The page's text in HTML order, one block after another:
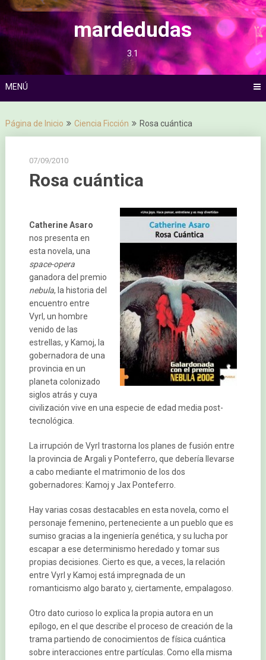
Saltar
contenido
mardedudas
3.1
MENÚ
Página de Inicio Ciencia Ficción Rosa cuántica
07/09/2010
Rosa cuántica
Catherine Asaro
nos presenta en
esta novela, una
space-opera
ganadora del premio
nebula, la historia del
encuentro entre
Vyrl, un hombre
venido de las
estrellas, y Kamoj, la
gobernadora de una
provincia en un
planeta colonizado
siglos atrás y cuya
civilización vive en una especie de edad media post-
tecnológica.
La irrupción de Vyrl trastorna los planes de fusión entre
la provincia de Argali y Ponteferro, que debería llevarse
a cabo mediante el matrimonio de los dos
gobernadores: Kamoj y Jax Ponteferro.
Hay varias cosas destacables en esta novela, como el
personaje femenino, perteneciente a un pueblo que es
sumiso gracias a la ingeniería genética, y su lucha por
escapar a ese determinismo heredado y tomar sus
propias decisiones. Cierto es que, a veces, la relación
entre Vyrl y Kamoj está impregnada de un
romanticismo algo barato y, ciertamente, empalagoso.
Otro dato curioso lo explica la propia autora en un
epílogo, en el que describe el proceso de creación de la
trama partiendo de conocimientos de física cuántica
sobre interacciones entre partículas. Como ella misma